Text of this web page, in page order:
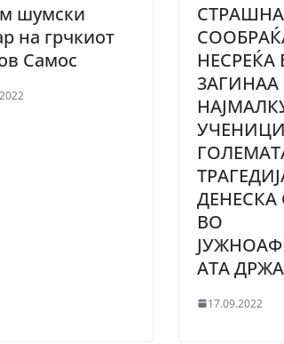
шумски
на грчкиот
Самос
CTPAШНА
НЕСРЕЌА
3АГИНАА
ДЕНЕСКА
ВО
АТА
17.09.2022